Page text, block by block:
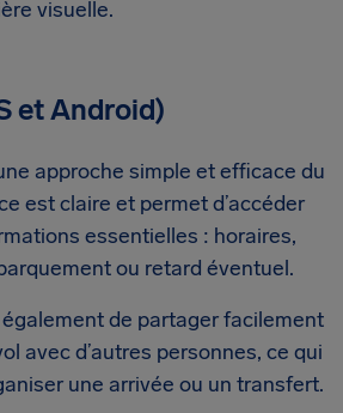
visuelle.
et Android)
approche simple et efficace du
est claire et permet d’accéder
essentielles : horaires,
ou retard éventuel.
également de partager facilement
avec d’autres personnes, ce qui
une arrivée ou un transfert.